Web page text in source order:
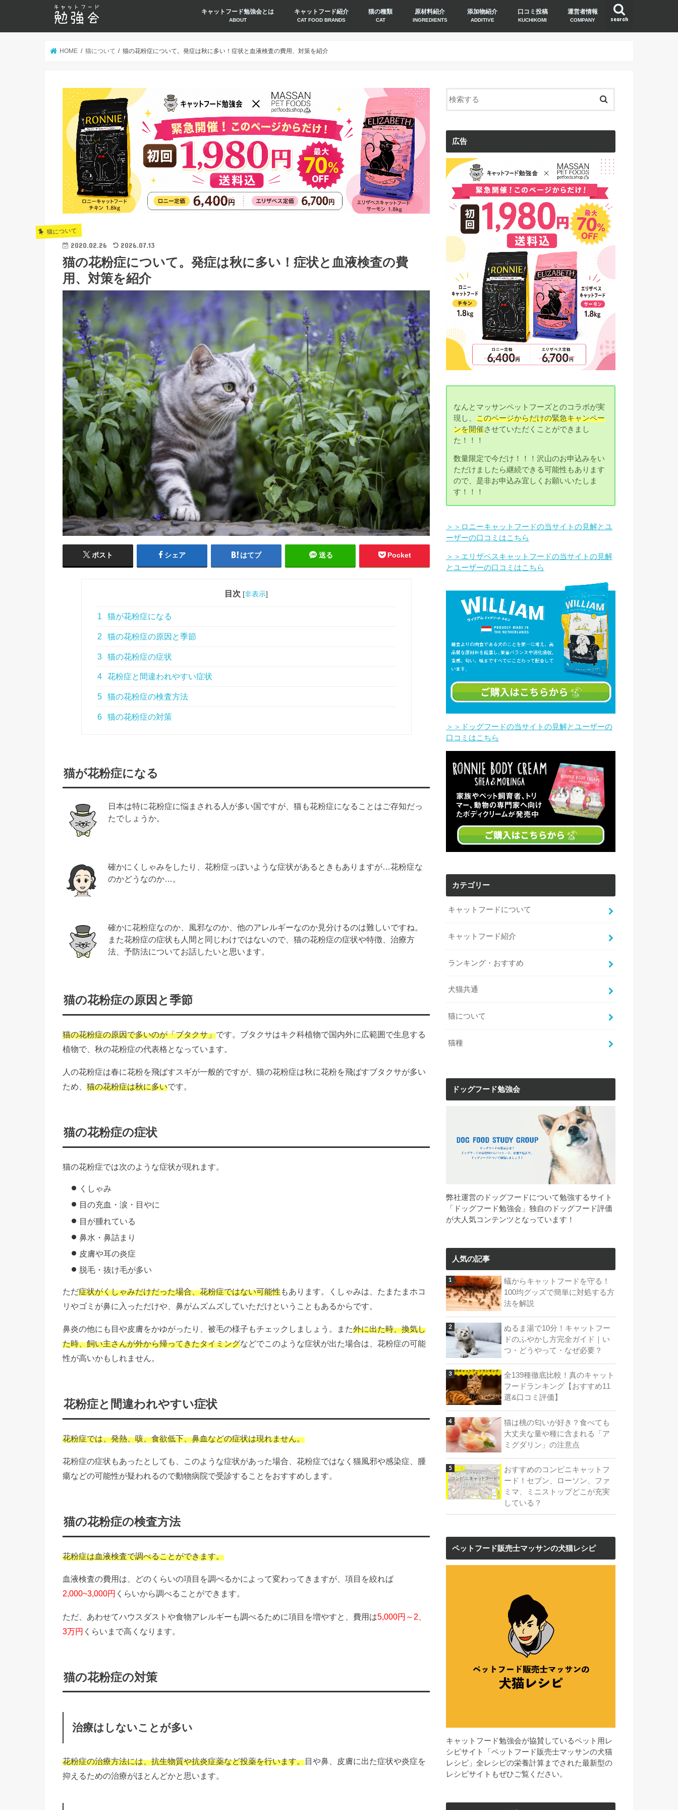
search
キャットフード勉強会とは
ABOUT
キャットフード紹介
CAT FOOD BRANDS
猫の種類
CAT
原材料紹介
INGREDIENTS
添加物紹介
ADDITIVE
口コミ投稿
KUCHIKOMI
運営者情報
COMPANY
HOME 猫について 猫の花粉症について。発症は秋に多い！症状と血液検査の費用、対策を紹介
猫について
2020.02.26 2026.07.13
猫の花粉症について。発症は秋に多い！症状と血液検査の費
用、対策を紹介
ポスト シェア はてブ 送る Pocket
目次 [非表示]
1 猫が花粉症になる
2 猫の花粉症の原因と季節
3 猫の花粉症の症状
4 花粉症と間違われやすい症状
5 猫の花粉症の検査方法
6 猫の花粉症の対策
猫が花粉症になる
日本は特に花粉症に悩まされる人が多い国ですが、猫も花粉症になることはご存知だっ
たでしょうか。
確かにくしゃみをしたり、花粉症っぽいような症状があるときもありますが…花粉症な
のかどうなのか…。
確かに花粉症なのか、風邪なのか、他のアレルギーなのか見分けるのは難しいですね。
また花粉症の症状も人間と同じわけではないので、猫の花粉症の症状や特徴、治療方
法、予防法についてお話したいと思います。
猫の花粉症の原因と季節
猫の花粉症の原因で多いのが「ブタクサ」です。ブタクサはキク科植物で国内外に広範囲で生息する
植物で、秋の花粉症の代表格となっています。
人の花粉症は春に花粉を飛ばすスギが一般的ですが、猫の花粉症は秋に花粉を飛ばすブタクサが多い
ため、 猫の花粉症は秋に多いです。
猫の花粉症の症状
猫の花粉症では次のような症状が現れます。
くしゃみ
目の充血・涙・目やに
目が腫れている
鼻水・鼻詰まり
皮膚や耳の炎症
脱毛・抜け毛が多い
ただ症状がくしゃみだけだった場合、花粉症ではない可能性もあります。くしゃみは、たまたまホコ
リやゴミが鼻に入っただけや、鼻がムズムズしていただけということもあるからです。
鼻炎の他にも目や皮膚をかゆがったり、被毛の様子もチェックしましょう。また外に出た時、換気し
た時、飼い主さんが外から帰ってきたタイミングなどでこのような症状が出た場合は、花粉症の可能
性が高いかもしれません。
花粉症と間違われやすい症状
花粉症では、発熱、咳、食欲低下、鼻血などの症状は現れません。
花粉症の症状もあったとしても、このような症状があった場合、花粉症ではなく 猫風邪や感染症、腫
瘍などの可能性が疑われるので動物病院で受診することをおすすめします。
猫の花粉症の検査方法
花粉症は血液検査で調べることができます。
血液検査の費用は、どのくらいの項目を調べるかによって変わってきますが、項目を絞れば
2,000~3,000円 くらいから調べることができます。
ただ、あわせてハウスダストや食物アレルギーも調べるために項目を増やすと、費用は5,000円～2、
3万円 くらいまで高くなります。
猫の花粉症の対策
治療はしないことが多い
花粉症の治療方法には、抗生物質や抗炎症薬など投薬を行います。目や鼻、皮膚に出た症状や炎症を
抑えるための治療がほとんどかと思います。
広告
なんとマッサンペットフーズとのコラボが実
現し、このページからだけの緊急キャンペー
ンを開催させていただくことができまし
た！！！
数量限定で今だけ！！！沢山のお申込みをい
ただけましたら継続できる可能性もあります
ので、是非お申込み宜しくお願いいたしま
す！！！
＞＞ロニーキャットフードの当サイトの見解とユ
ーザーの口コミはこちら
＞＞エリザベスキャットフードの当サイトの見解
とユーザーの口コミはこちら
＞＞ドッグフードの当サイトの見解とユーザーの
口コミはこちら
カテゴリー
キャットフードについて
キャットフード紹介
ランキング・おすすめ
犬猫共通
猫について
猫種
ドッグフード勉強会
弊社運営のドッグフードについて勉強するサイト
「ドッグフード勉強会」独自のドッグフード評価
が大人気コンテンツとなっています！
人気の記事
蟻からキャットフードを守る！
100均グッズで簡単に対処する方
法を解説
ぬるま湯で10分！キャットフー
ドのふやかし方完全ガイド｜い
つ・どうやって・なぜ必要？
全139種徹底比較！真のキャット
フードランキング【おすすめ11
選&口コミ評価】
猫は桃の匂いが好き？食べても
大丈夫な量や種に含まれる「ア
ミグダリン」の注意点
おすすめのコンビニキャットフ
ード！セブン、ローソン、ファ
ミマ、ミニストップどこが充実
している？
ペットフード販売士マッサンの犬猫レシピ
キャットフード勉強会が協賛しているペット用レ
シピサイト「ペットフード販売士マッサンの犬猫
レシピ」全レシピの栄養計算までされた最新型の
レシピサイトもぜひご覧ください。